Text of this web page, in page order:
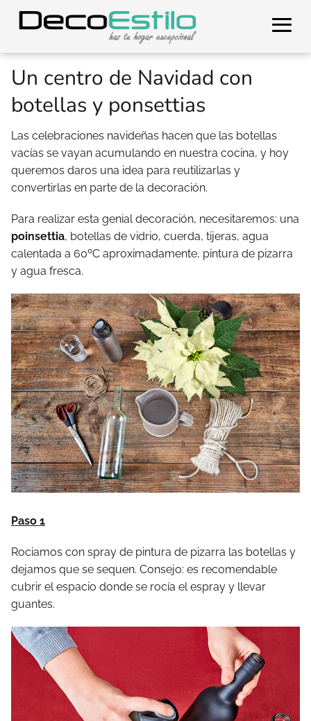
Un centro de Navidad con
botellas y ponsettias
Las celebraciones navideñas hacen que las botellas
vacías se vayan acumulando en nuestra cocina, y hoy
queremos daros una idea para reutilizarlas y
convertirlas en parte de la decoración.
Para realizar esta genial decoración, necesitaremos: una
poinsettia, botellas de vidrio, cuerda, tijeras, agua
calentada a 60ºC aproximadamente, pintura de pizarra
y agua fresca.
Paso 1
Rociamos con spray de pintura de pizarra las botellas y
dejamos que se sequen. Consejo: es recomendable
cubrir el espacio donde se rocía el espray y llevar
guantes.